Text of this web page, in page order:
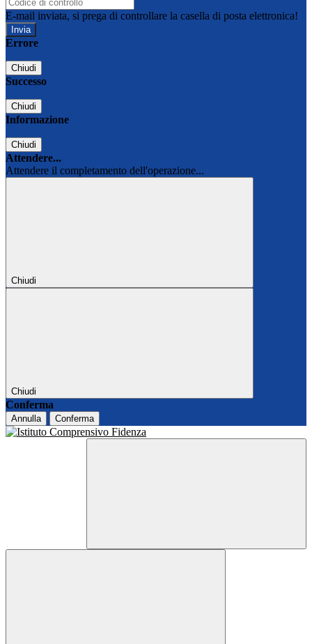
E-mail inviata, si prega di controllare la casella di posta elettronica!
Errore
Chiudi
Successo
Chiudi
Informazione
Chiudi
Attendere...
Attendere il completamento dell'operazione...
Chiudi
Chiudi
Conferma
Annulla Conferma